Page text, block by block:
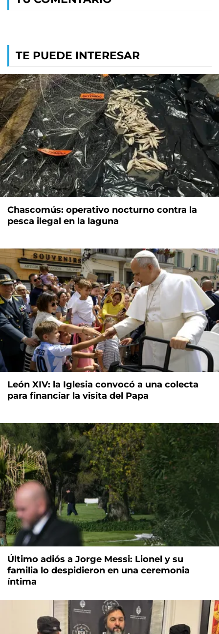
TE PUEDE INTERESAR
Chascomús: operativo nocturno contra la
pesca ilegal en la laguna
León XIV: la Iglesia convocó a una colecta
para financiar la visita del Papa
Último adiós a Jorge Messi: Lionel y su
familia lo despidieron en una ceremonia
íntima